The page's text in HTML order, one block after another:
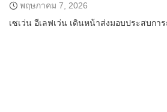
พฤษภาคม 7, 2026
เซเว่น อีเลฟเว่น เดินหน้าส่งมอบประสบก